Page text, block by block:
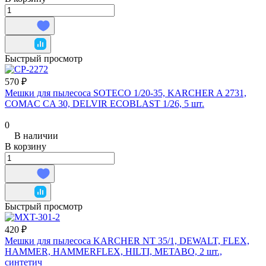
Быстрый просмотр
570 ₽
Мешки для пылесоса SOTECO 1/20-35, KARCHER A 2731,
COMAC CA 30, DELVIR ECOBLAST 1/26, 5 шт.
0
В наличии
В корзину
Быстрый просмотр
420 ₽
Мешки для пылесоса KARCHER NT 35/1, DEWALT, FLEX,
HAMMER, HAMMERFLEX, HILTI, METABO, 2 шт.,
синтетич